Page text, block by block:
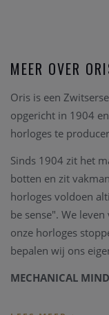
MEER OVER
Oris is een
opgericht in 1904
horloges te
Sinds 1904 zit het
botten en zit
horloges voldoen
be sense". We
onze horloges
bepalen wij ons
MECHANICAL